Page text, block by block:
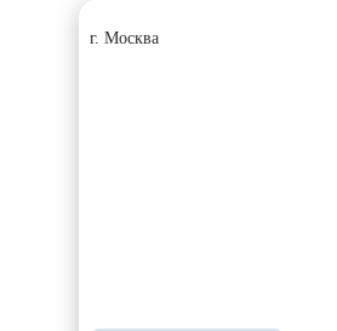
г. Москва